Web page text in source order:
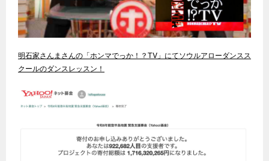
明石家さんまさんの「ホンマでっか！？TV」にてソウルアローダンスス
クールのダンスレッスン！